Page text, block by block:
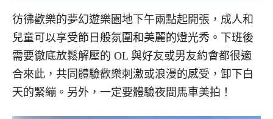
彷彿歡樂的夢幻遊樂園地下午兩點起開張，成人和
兒童可以享受節日般氛圍和美麗的燈光秀。下班後
需要徹底放鬆解壓的 OL 與好友或男友約會都很適
合來此，共同體驗歡樂刺激或浪漫的感受，卸下白
天的緊繃。另外，一定要體驗夜間馬車美拍！